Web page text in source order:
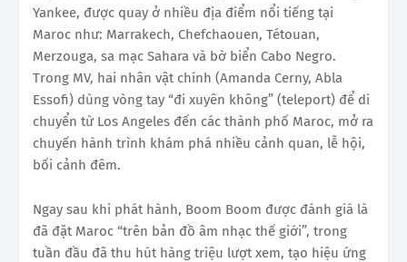
Yankee, được quay ở nhiều địa điểm nổi tiếng tại
Maroc như: Marrakech, Chefchaouen, Tétouan,
Merzouga, sa mạc Sahara và bờ biển Cabo Negro.
Trong MV, hai nhân vật chính (Amanda Cerny, Abla
Essofi) dùng vòng tay “đi xuyên không” (teleport) để di
chuyển từ Los Angeles đến các thành phố Maroc, mở ra
chuyến hành trình khám phá nhiều cảnh quan, lễ hội,
bối cảnh đêm.
Ngay sau khi phát hành, Boom Boom được đánh giá là
đã đặt Maroc “trên bản đồ âm nhạc thế giới”, trong
tuần đầu đã thu hút hàng triệu lượt xem, tạo hiệu ứng